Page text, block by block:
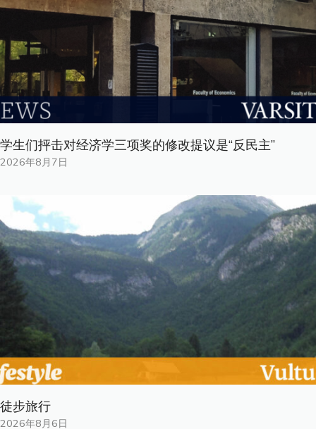
学生们抨击对经济学三项奖的修改提议是“反民主”
2026年8月7日
徒步旅行
2026年8月6日